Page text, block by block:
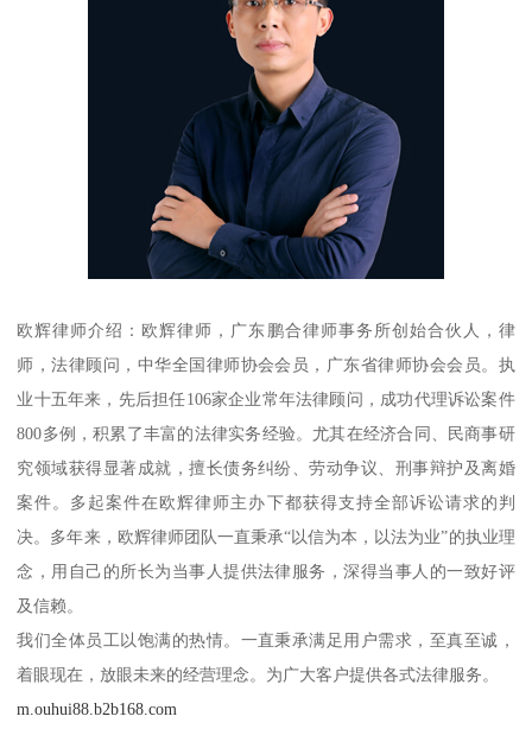
欧辉律师介绍：欧辉律师，广东鹏合律师事务所创始合伙人，律
师，法律顾问，中华全国律师协会会员，广东省律师协会会员。执
业十五年来，先后担任106家企业常年法律顾问，成功代理诉讼案件
800多例，积累了丰富的法律实务经验。尤其在经济合同、民商事研
究领域获得显著成就，擅长债务纠纷、劳动争议、刑事辩护及离婚
案件。多起案件在欧辉律师主办下都获得支持全部诉讼请求的判
决。多年来，欧辉律师团队一直秉承“以信为本，以法为业”的执业理
念，用自己的所长为当事人提供法律服务，深得当事人的一致好评
及信赖。
我们全体员工以饱满的热情。一直秉承满足用户需求，至真至诚，
着眼现在，放眼未来的经营理念。为广大客户提供各式法律服务。
m.ouhui88.b2b168.com